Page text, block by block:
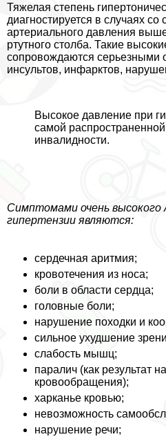
Тяжелая степень
диагностируется в случаях
артериального давления
ртутного столба. Такие
сопровождаются серьезными
инсультов, инфарктов,
Высокое давление при
самой
инвалидности.
Симптомами очень
гипертензии являются:
сердечная аритмия;
кровотечения из носа;
боли в области сердца;
головные боли;
нарушение походки и
сильное ухудшение
слабость мышц;
паралич (как результат
кровообращения);
харканье кровью;
невозможность
нарушение речи;